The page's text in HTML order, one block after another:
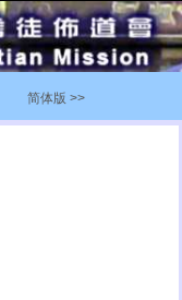
简体版 >>